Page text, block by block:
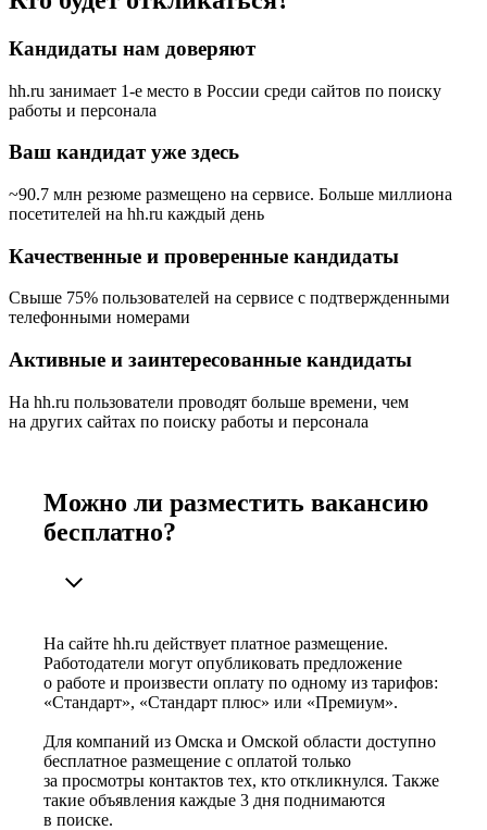
Кандидаты нам доверяют
hh.ru занимает 1-е место в России среди сайтов по поиску
работы и персонала
Ваш кандидат уже здесь
~90.7 млн резюме размещено на сервисе. Больше миллиона
посетителей на hh.ru каждый день
Качественные и проверенные кандидаты
Свыше 75% пользователей на сервисе с подтвержденными
телефонными номерами
Активные и заинтересованные кандидаты
На hh.ru пользователи проводят больше времени, чем
на других сайтах по поиску работы и персонала
Можно ли разместить вакансию
бесплатно?
На сайте hh.ru действует платное размещение.
Работодатели могут опубликовать предложение
о работе и произвести оплату по одному из тарифов:
«Стандарт», «Стандарт плюс» или «Премиум».
Для компаний из Омска и Омской области доступно
бесплатное размещение с оплатой только
за просмотры контактов тех, кто откликнулся. Также
такие объявления каждые 3 дня поднимаются
в поиске.